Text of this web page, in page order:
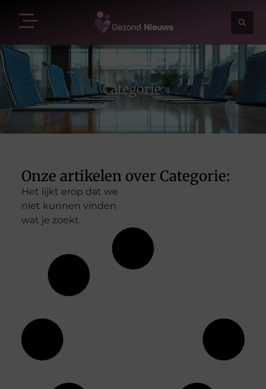
Categorie:
Onze artikelen over Categorie:
Het lijkt erop dat we
niet kunnen vinden
wat je zoekt.